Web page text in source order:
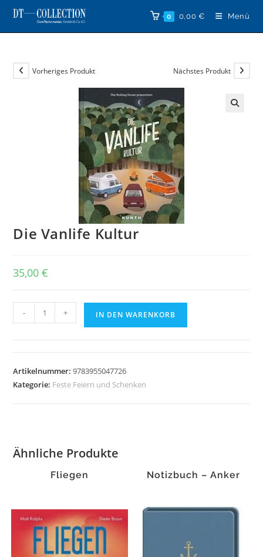
Zum
Inhalt
springen
0 0,00 € Menü
Vorheriges Produkt Nächstes Produkt
Die Vanlife Kultur
35,00€
Vanlife
- + IN DEN WARENKORB
Artikelnummer:9783955047726
Kategorie: Feste Feiern und Schenken
Ähnliche Produkte
Fliegen Notizbuch – Anker